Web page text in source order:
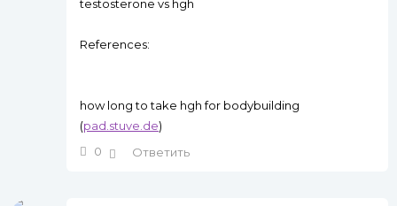
testosterone vs hgh
References:
how long to take hgh for bodybuilding
(pad.stuve.de)
0
Ответить